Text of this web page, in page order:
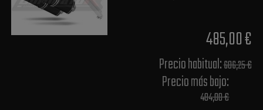
485,00 €
Precio habitual​:606,25 €
Precio más bajo​:
484,00 €